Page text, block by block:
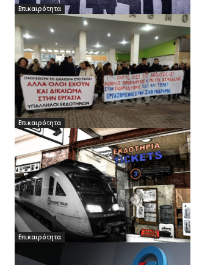
Επικαιρότητα
Επικαιρότητα
Επικαιρότητα